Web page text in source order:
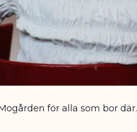
för alla som bor där.